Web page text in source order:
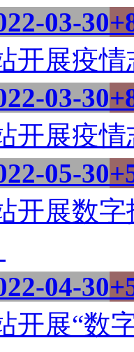
03-30
开展疫
03-30
开展疫
05-30
开展数
04-30
开展“数